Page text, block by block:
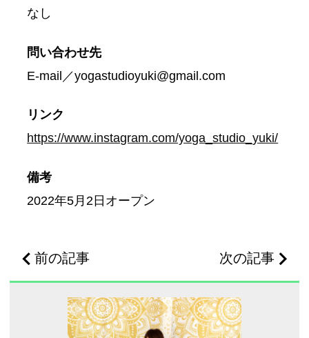
なし
問い合わせ先
E-mail／yogastudioyuki@gmail.com
リンク
https://www.instagram.com/yoga_studio_yuki/
備考
2022年5月2日オープン
前の記事 次の記事